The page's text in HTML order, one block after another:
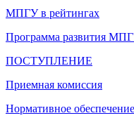
МПГУ в рейтингах
Программа развития
ПОСТУПЛЕНИЕ
Приемная комиссия
Нормативное